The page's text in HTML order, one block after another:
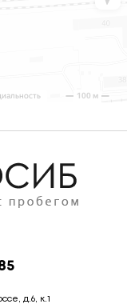
д.6, к.1